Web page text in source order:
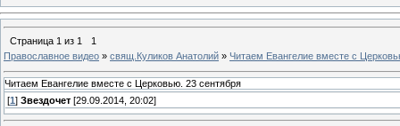
Страница 1 из 1
1
Православное видео » свящ.Куликов Анатолий » Читаем Евангелие вместе с
Читаем Евангелие вместе с Церковью. 23 сентября
[1 ] Звездочет [29.09.2014, 20:02]